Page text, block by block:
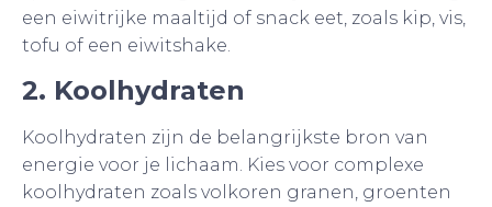
een eiwitrijke maaltijd of snack eet, zoals kip, vis,
tofu of een eiwitshake.
2. Koolhydraten
Koolhydraten zijn de belangrijkste bron van
energie voor je lichaam. Kies voor complexe
koolhydraten zoals volkoren granen, groenten